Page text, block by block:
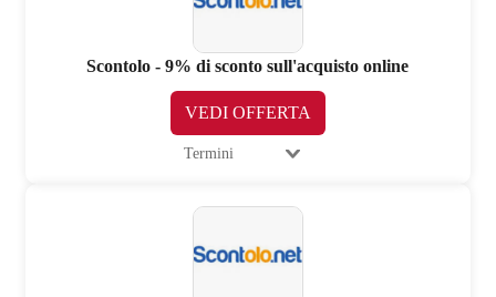
Scontolo - 9% di sconto sull'acquisto online
VEDI OFFERTA
Termini